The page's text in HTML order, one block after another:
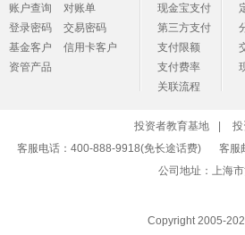
账户查询
对账单
登录密码
交易密码
基金客户
信用卡客户
资管产品
现金宝支付
第三方支付
支付限额
支付费率
关联流程
投资者教育基地 投
客服电话：400-888-9918(免长途话费)
客服
公司地址：上海
Copyright 2005-